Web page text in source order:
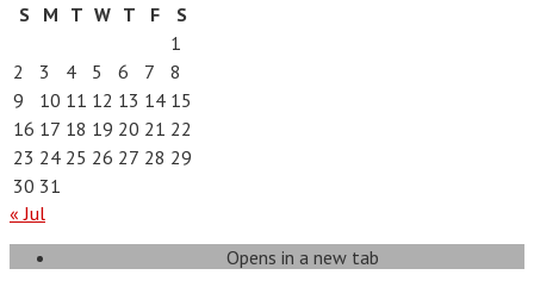
S
M T W T F
S
1
2
3 4 5 6 7
8
9
10 11 12 13 14 15
16 17 18 19 20 21 22
23 24 25 26 27 28 29
30 31
« Jul
Opens in a new tab